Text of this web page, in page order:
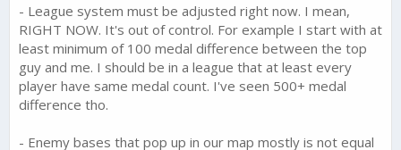
- League system must be adjusted right now. I mean,
RIGHT NOW. It's out of control. For example I start with at
least minimum of 100 medal difference between the top
guy and me. I should be in a league that at least every
player have same medal count. I've seen 500+ medal
difference tho.
- Enemy bases that pop up in our map mostly is not equal